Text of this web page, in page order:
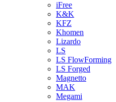
iFree
K&K
KFZ
Khomen
Lizardo
LS
LS FlowForming
LS Forged
Magnetto
MAK
Megami